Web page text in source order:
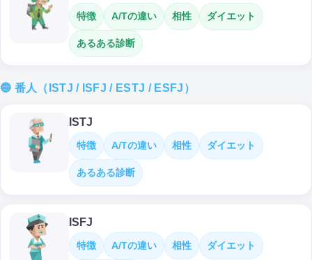
特徴 A/Tの違い 相性 ダイエット
あるある診断
🔵 番人（ISTJ / ISFJ / ESTJ / ESFJ）
ISTJ
特徴 A/Tの違い 相性 ダイエット
あるある診断
ISFJ
特徴 A/Tの違い 相性 ダイエット